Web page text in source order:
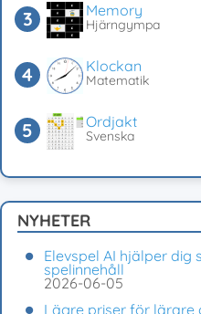
Memory
Hjärngympa
Klockan
Matematik
Ordjakt
Svenska
NYHETER
Elevspel AI hjälper
spelinnehåll
2026-06-05
Lägre priser för lärare